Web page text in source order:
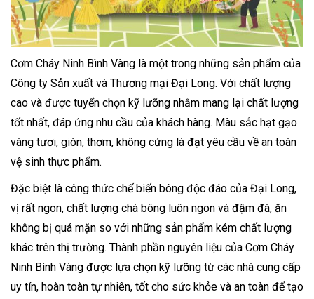
Cơm Cháy Ninh Bình Vàng là một trong những sản phẩm của
Công ty Sản xuất và Thương mại Đại Long. Với chất lượng
cao và được tuyển chọn kỹ lưỡng nhằm mang lại chất lượng
tốt nhất, đáp ứng nhu cầu của khách hàng. Màu sắc hạt gạo
vàng tươi, giòn, thơm, không cứng là đạt yêu cầu về an toàn
vệ sinh thực phẩm.
Đặc biệt là công thức chế biến bông độc đáo của Đại Long,
vị rất ngon, chất lượng chà bông luôn ngon và đậm đà, ăn
không bị quá mặn so với những sản phẩm kém chất lượng
khác trên thị trường. Thành phần nguyên liệu của Cơm Cháy
Ninh Bình Vàng được lựa chọn kỹ lưỡng từ các nhà cung cấp
uy tín, hoàn toàn tự nhiên, tốt cho sức khỏe và an toàn để tạo